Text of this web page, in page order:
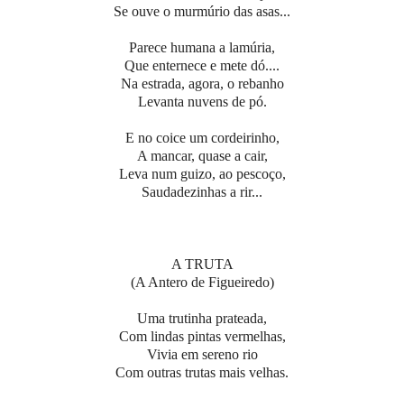
Se ouve o murmúrio das asas...
Parece humana a lamúria,
Que enternece e mete dó....
Na estrada, agora, o rebanho
Levanta nuvens de pó.
E no coice um cordeirinho,
A mancar, quase a cair,
Leva num guizo, ao pescoço,
Saudadezinhas a rir...
A TRUTA
(A Antero de Figueiredo)
Uma trutinha prateada,
Com lindas pintas vermelhas,
Vivia em sereno rio
Com outras trutas mais velhas.